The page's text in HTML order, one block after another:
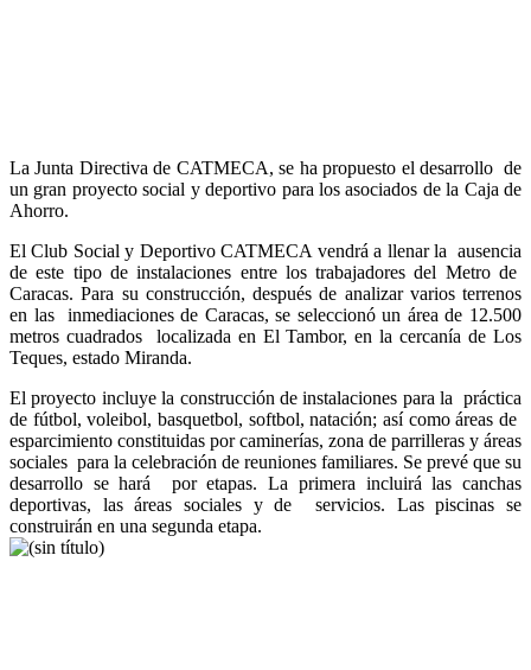
La Junta Directiva de CATMECA, se ha propuesto el desarrollo de
un gran proyecto social y deportivo para los asociados de la Caja de
Ahorro.
El Club Social y Deportivo CATMECA vendrá a llenar la ausencia
de este tipo de instalaciones entre los trabajadores del Metro de
Caracas. Para su construcción, después de analizar varios terrenos
en las inmediaciones de Caracas, se seleccionó un área de 12.500
metros cuadrados localizada en El Tambor, en la cercanía de Los
Teques, estado Miranda.
El proyecto incluye la construcción de instalaciones para la práctica
de fútbol, voleibol, basquetbol, softbol, natación; así como áreas de
esparcimiento constituidas por caminerías, zona de parrilleras y áreas
sociales para la celebración de reuniones familiares. Se prevé que su
desarrollo se hará por etapas. La primera incluirá las canchas
deportivas, las áreas sociales y de servicios. Las piscinas se
construirán en una segunda etapa.